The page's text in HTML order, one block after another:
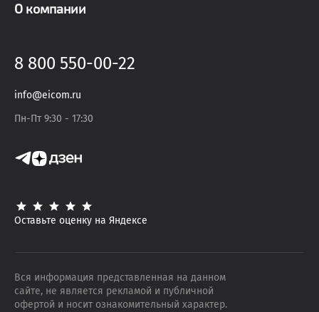
О компании
8 800 550-00-22
info@eicom.ru
Пн-Пт 9:30 - 17:30
Оставьте оценку на Яндексе
Вся информация представленная на данном
сайте, не является рекламой и публичной
офертой и носит ознакомительный характер.